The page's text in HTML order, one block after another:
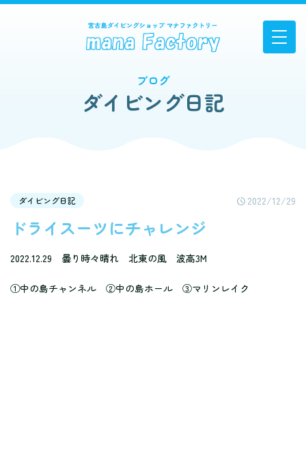
ブログ
ダイビング日記
ダイビング日記 2022/12/29
ドライスーツにチャレンジ
2022.12.29 曇り時々晴れ 北東の風 波高3M
①中の島チャンネル ②中の島ホール ③マリンレイク